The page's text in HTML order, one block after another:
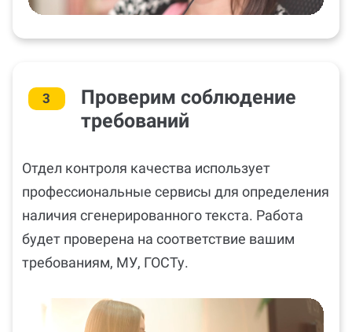
3
Проверим соблюдение
требований
Отдел контроля качества использует
профессиональные сервисы для определения
наличия сгенерированного текста. Работа
будет проверена на соответствие вашим
требованиям, МУ, ГОСТу.